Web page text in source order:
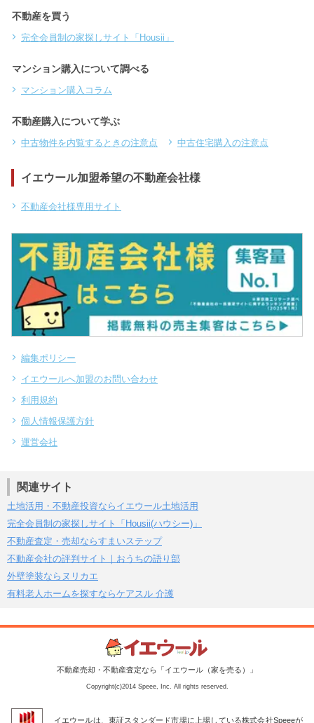
不動産を買う
完全会員制の家探しサイト「Housii」
マンション購入について調べる
マンション購入コラム
不動産購入について学ぶ
中古物件を内覧するときの注意点 中古住宅購入の注意点
イエウール加盟希望の不動産会社様
不動産会社様専用サイト
編集ポリシー
イエウールへ加盟のお問い合わせ
利用規約
個人情報保護方針
運営会社
関連サイト
土地活用・不動産投資ならイエウール土地活用
完全会員制の家探しサイト「Housii(ハウシー)」
不動産査定・売却ならすまいステップ
不動産会社の評判サイト｜おうちの語り部
外壁塗装ならヌリカエ
有料老人ホームを探すならケアスル 介護
不動産売却・不動産査定なら「イエウール（家を売る）」
Copyright(c)2014 Speee, Inc. All rights reserved.
イエウールは、東証スタンダード市場に上場している株式会社Speeeが